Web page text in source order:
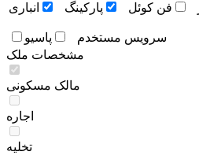
فن کوئل پارکينگ انباری
سرويس مستخدم
پاسيو
مشخصات ملک
مالک مسکونی
اجاره
تخلیه